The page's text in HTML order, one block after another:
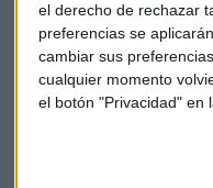
el derecho de rechazar
preferencias se
cambiar sus
cualquier momento
el botón "Privacidad" en
Bolsa Consultorio
Francisca Serrano